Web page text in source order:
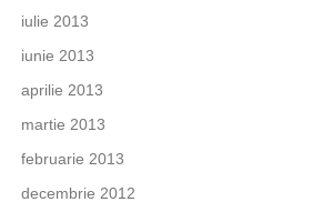
iulie 2013
iunie 2013
aprilie 2013
martie 2013
februarie 2013
decembrie 2012